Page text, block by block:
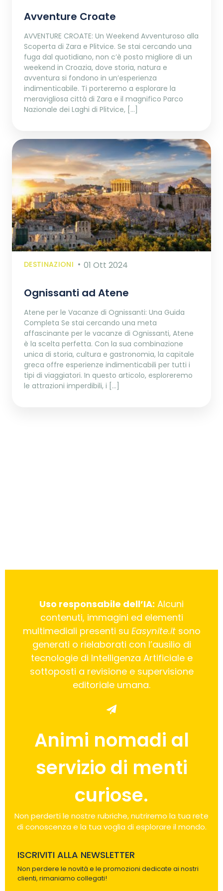
Avventure Croate
AVVENTURE CROATE: Un Weekend Avventuroso alla
Scoperta di Zara e Plitvice. Se stai cercando una
fuga dal quotidiano, non c’è posto migliore di un
weekend in Croazia, dove storia, natura e
avventura si fondono in un’esperienza
indimenticabile. Ti porteremo a esplorare la
meravigliosa città di Zara e il magnifico Parco
Nazionale dei Laghi di Plitvice, […]
DESTINAZIONI 01 Ott 2024
Ognissanti ad Atene
Atene per le Vacanze di Ognissanti: Una Guida
Completa Se stai cercando una meta
affascinante per le vacanze di Ognissanti, Atene
è la scelta perfetta. Con la sua combinazione
unica di storia, cultura e gastronomia, la capitale
greca offre esperienze indimenticabili per tutti i
tipi di viaggiatori. In questo articolo, esploreremo
le attrazioni imperdibili, i […]
Uso responsabile dell’IA: Alcuni
contenuti, immagini ed elementi
multimediali presenti su Easynite.itsono
generati o rielaborati con l’ausilio di
tecnologie di Intelligenza Artificiale e
sottoposti a revisione e supervisione
editoriale umana.
Animi nomadi al
servizio di menti
curiose.
Non perderti le nostre rubriche, nutriremo la tua rete
di conoscenza e la tua voglia di esplorare il mondo.
ISCRIVITI ALLA NEWSLETTER
Non perdere le novità e le promozioni dedicate ai nostri
clienti, rimaniamo collegati!